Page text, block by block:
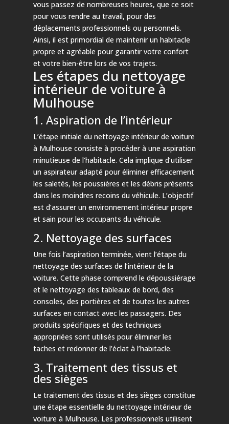
vous passez de nombreuses heures, que ce soit
pour vous rendre au travail, pour des
déplacements professionnels ou personnels.
Ainsi, il est primordial de maintenir un habitacle
propre et agréable pour garantir votre confort
et votre bien-être lors de vos trajets.
Les étapes du nettoyage
intérieur de voiture à
Mulhouse
1. Aspiration de l’intérieur
L’étape initiale du nettoyage intérieur de voiture
à Mulhouse consiste à procéder à une aspiration
minutieuse de l’habitacle. Cela implique d’utiliser
un aspirateur adapté pour éliminer efficacement
les saletés, les poussières et les débris présents
dans les moindres recoins du véhicule. L’objectif
est d’assurer un environnement intérieur propre
et sain pour les occupants du véhicule.
2. Nettoyage des surfaces
Une fois l’aspiration terminée, vient l’étape du
nettoyage des surfaces de l’intérieur de la
voiture. Cette phase comprend le dépoussiérage
et le nettoyage des tableaux de bord, des
consoles, des portières et de toutes les autres
surfaces en contact avec les passagers. Des
produits spécifiques et des techniques
appropriées sont utilisés pour éliminer les
taches et redonner de l’éclat à l’habitacle.
3. Traitement des tissus et
des sièges
Le traitement des tissus et des sièges constitue
une étape essentielle du nettoyage intérieur de
voiture à Mulhouse. Les professionnels utilisent